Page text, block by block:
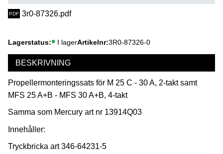
Lagerstatus I lagerArtikelnr 3R0-87326-0
3r0-87326.pdf
BESKRIVNING
Propellermonteringssats för M 25 C - 30 A, 2-takt samt
MFS 25 A+B - MFS 30 A+B, 4-takt
Samma som Mercury art nr 13914Q03
Innehåller:
Tryckbricka art 346-64231-5